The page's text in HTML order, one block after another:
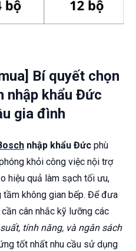
Bí quyết chọn
nhập khẩu Đức
gia đình
nhập khẩu Đức phù
khỏi công việc nội trợ
hiệu quả làm sạch tối ưu,
không gian bếp. Để đưa
cân nhắc kỹ lưỡng các
tính năng, và ngân sách
tốt nhất nhu cầu sử dụng